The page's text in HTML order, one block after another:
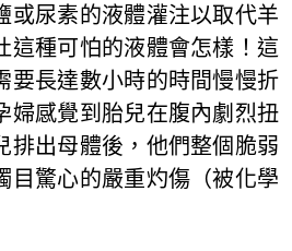
或尿素的液體灌注以取代羊
這種可怕的液體會怎樣！這
要長達數小時的時間慢慢折
婦感覺到胎兒在腹內劇烈扭
排出母體後，他們整個脆弱
目驚心的嚴重灼傷（被化學